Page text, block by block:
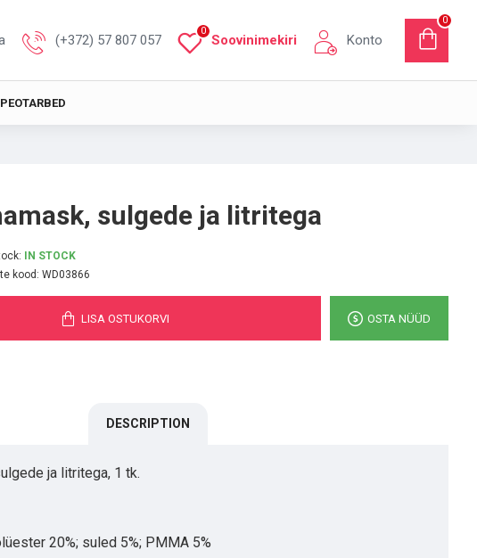
(+372) 57 807 057 Soovinimekiri
0
Konto
0
PEOTARBED
sulgede ja litritega
IN STOCK
kood: WD03866
LISA OSTUKORVI OSTA NÜÜD
DESCRIPTION
ja litritega, 1 tk.
20%; suled 5%; PMMA 5%